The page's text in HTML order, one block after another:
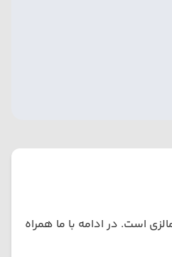
است. در ادامه با ما همراه